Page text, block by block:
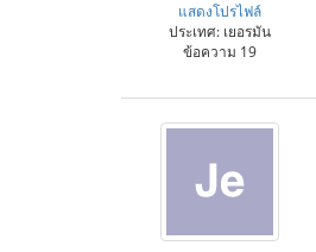
แสดงโปรไฟล์
ประเทศ: เยอรมัน
ข้อความ 19